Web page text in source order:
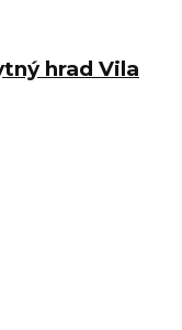
hrad Vila